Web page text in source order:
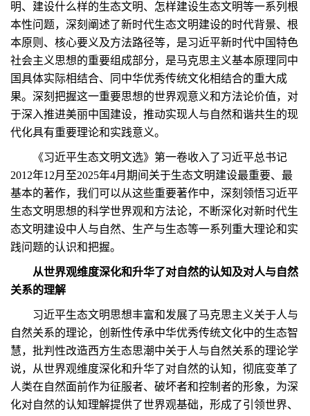
明、建设什么样的生态文明、怎样建设生态文明等一系列根
本性问题，深刻阐述了新时代生态文明建设的时代背景、根
本原则、核心要义及方法路径等，是习近平新时代中国特色
社会主义思想的重要组成部分，是马克思主义基本原理同中
国具体实际相结合、同中华优秀传统文化相结合的重大成
果。深刻把握这一重要思想的世界观意义和方法论价值，对
于深入推进美丽中国建设，推动实现人与自然和谐共生的现
代化具有重要理论和实践意义。
《习近平生态文明文选》第一卷收入了习近平总书记
2012年12月至2025年4月期间关于生态文明建设最重要、最
基本的著作，我们可以从这些重要著作中，深刻领悟习近平
生态文明思想的科学世界观和方法论，不断深化对新时代生
态文明建设中人与自然、生产与生态等一系列重大理论和实
践问题的认识和把握。
从世界观维度深化和升华了对自然的认知及对人与自然
关系的理解
习近平生态文明思想丰富和发展了马克思主义关于人与
自然关系的理论，创新性传承中华优秀传统文化中的生态智
慧，批判性改造西方生态思潮中关于人与自然关系的理论学
说，从世界观维度深化和升华了对自然的认知，彻底变革了
人类在自然面前作为征服者、破坏者和控制者的形象，为深
化对自然的认知理解提供了世界观基础，形成了引领世界、